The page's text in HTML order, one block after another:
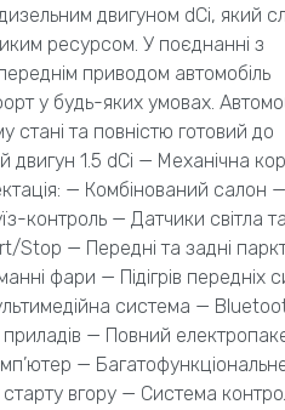
двигуном dCi, який
ресурсом. У поєднанні з
приводом автомобіль
у будь-яких умовах.
стані та повністю готовий до
двигун 1.5 dCi — Механічна
— Комбінований салон —
контроль — Датчики світла
— Передні та задні
фари — Підігрів передніх
система —
— Повний
—
вгору — Система